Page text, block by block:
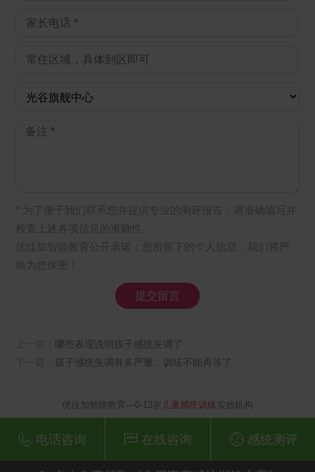
* 为了便于我们联系您并提供专业的测评报告，请准确填写并
检查上述各项信息的准确性。
优佳加智能教育公开承诺：您所留下的个人信息，我们将严
格为您保密！
哪些表现说明孩子感统失调了
孩子感统失调有多严重，训练不能再等了
优佳加智能教育—0-13岁 儿童感统训练 实效机构
电话咨询 在线咨询 感统测评